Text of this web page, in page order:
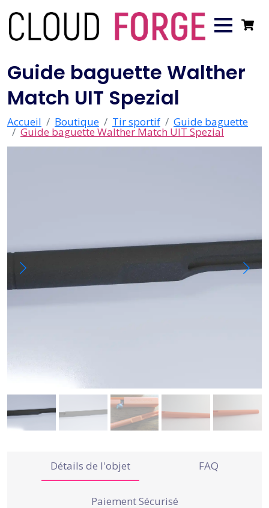
Guide baguette Walther
Match UIT Spezial
Accueil Boutique Tir sportif Guide baguette
Guide baguette Walther Match UIT Spezial
Détails de l'objet FAQ
Paiement Sécurisé